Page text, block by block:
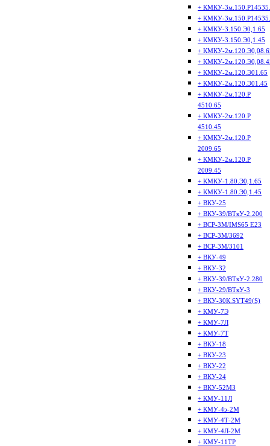
+ КМКУ-
+ КМКУ-
+ КМКУ-3.150.Э0,1.65
+ КМКУ-3.150.Э0,1.45
+ КМКУ-
+ КМКУ-
+ КМКУ-2м.120.Э01.65
+ КМКУ-2м.120.Э01.45
+ КМКУ-2м.120.Р
4510.65
+ КМКУ-2м.120.Р
4510.45
+ КМКУ-2м.120.Р
2009.65
+ КМКУ-2м.120.Р
2009.45
+ КМКУ-1.80.Э0,1.65
+ КМКУ-1.80.Э0,1.45
+ ВКУ-25
+ ВКУ-39/ВТкУ-2.200
+ ВСР-3М/IMS65 E23
+ ВСР-3М/3692
+ ВСР-3М/3101
+ ВКУ-49
+ ВКУ-32
+ ВКУ-39/ВТкУ-2.280
+ ВКУ-29/ВТкУ-3
+ ВКУ-30К.SYT49(S)
+ КМУ-7Э
+ КМУ-7Л
+ КМУ-7Т
+ ВКУ-18
+ ВКУ-23
+ ВКУ-22
+ ВКУ-24
+ ВКУ-52МЗ
+ КМУ-11Л
+ КМУ-4э-2М
+ КМУ-4Т-2М
+ КМУ-4Л-2М
+ КМУ-11ТР